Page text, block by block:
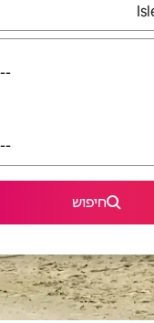
זמינות, יש לנווט עם
חיפוש